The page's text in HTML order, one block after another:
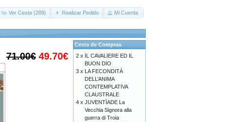
Ver Cesta (289) Realizar Pedido Mi Cuenta
71.00€ 49.70€
Cesta de Compras
2 x IL CAVALIERE ED IL
BUON DIO
3 x LA FECONDITÀ
DELL’ANIMA
CONTEMPLATIVA
CLAUSTRALE
4 x JUVENTÌADE La
Vecchia Signora alla
guerra di Troia